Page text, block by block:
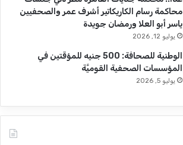
محاكمة رسام الكاريكاتير أشرف عمر والصحفيين
ياسر أبو العلا ورمضان جويدة
يوليو 12, 2026
الوطنية للصحافة: 500 جنيه للمؤقتين في
المؤسسات الصحفية القوميَّة
يوليو 5, 2026